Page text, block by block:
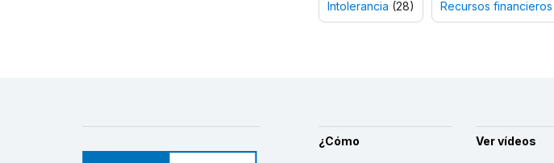
Intolerancia (28) Recursos
¿Cómo Ver vídeos